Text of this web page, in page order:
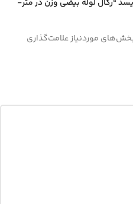
“رگال لوله بیضی وزن در متر-
موردنیاز علامت‌گذاری